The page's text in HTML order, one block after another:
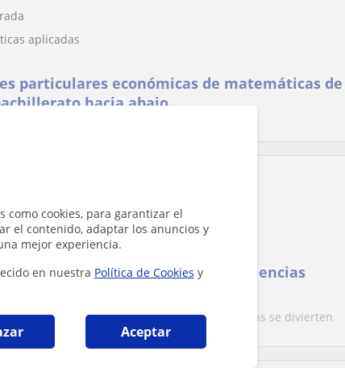
como cookies, para garantizar el
el contenido, adaptar los anuncios y
mejor experiencia.
en nuestra Política de Cookies y
Aceptar
aplicadas
particulares económicas de matemáticas de
hacia abajo
aplicadas
de matemáticas aplicadas a las ciencias
es que aprendan y superen el curso mientras se divierten